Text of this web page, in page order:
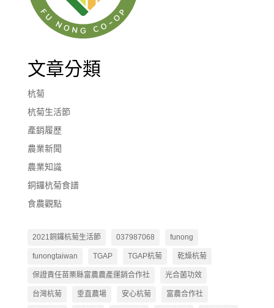
文章分類
杭菊
杭菊生活節
產銷履歷
農業新聞
農業知識
銅鑼杭菊食譜
食農觀點
2021銅鑼杭菊生活節 037987068 funong
funongtaiwan TGAP TGAP杭菊 乾燥杭菊
保證責任苗栗縣富農農產運銷合作社 光合菌功效
台灣杭菊 垂直農場 安心杭菊 富農合作社